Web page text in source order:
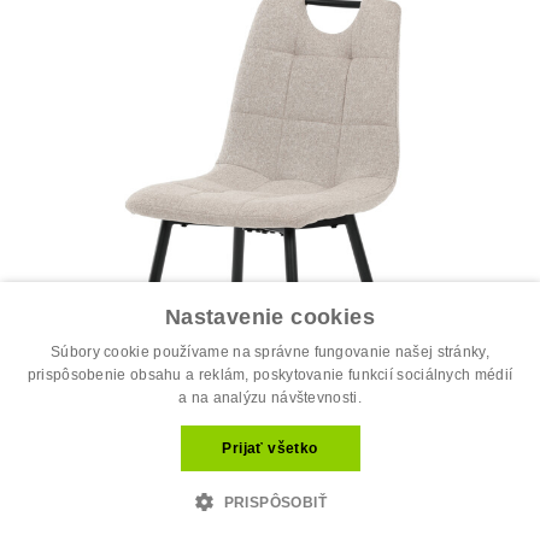
Jedálenská stolička, béžová, látka, D...
Nastavenie cookies
Súbory cookie používame na správne fungovanie našej stránky,
prispôsobenie obsahu a reklám, poskytovanie funkcií sociálnych médií
a na analýzu návštevnosti.
Prijať všetko
PRISPÔSOBIŤ